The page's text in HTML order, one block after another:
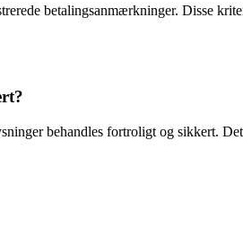
betalingsanmærkninger. Disse
behandles fortroligt og sikkert.